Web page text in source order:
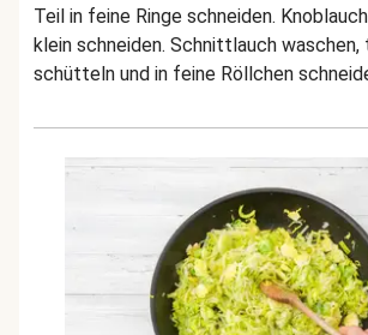
Teil in feine Ringe schneiden.
klein schneiden. Schnittlauch
schütteln und in feine Röllchen